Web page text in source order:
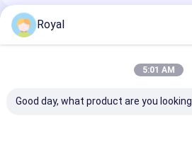
Rekomendasi Produk
Royal
5:01 AM
Good day, what product are you